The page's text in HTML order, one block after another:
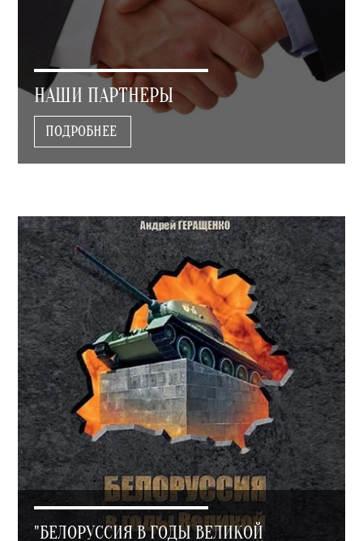
НАШИ ПАРТНЕРЫ
ПОДРОБНЕЕ
"БЕЛОРУССИЯ В ГОДЫ ВЕЛИКОЙ